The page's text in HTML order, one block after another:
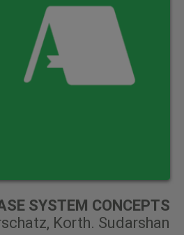
SYSTEM CONCEPTS
Korth. Sudarshan